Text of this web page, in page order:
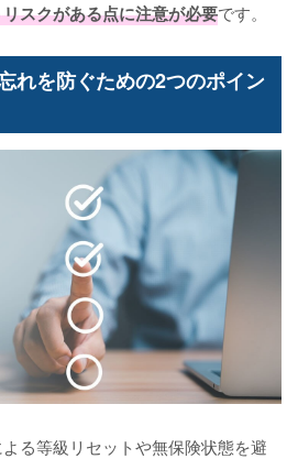
スクがある点に注意が必要です。
れを防ぐための2つのポイン
る等級リセットや無保険状態を避